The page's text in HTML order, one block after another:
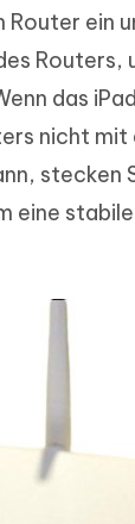
ein
Routers,
das
nicht
stecken
eine